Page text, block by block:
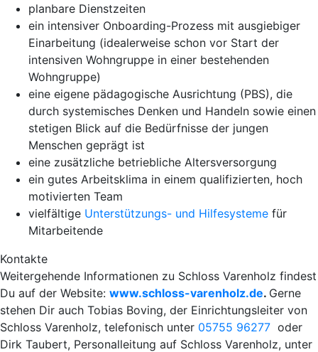
planbare Dienstzeiten
ein intensiver Onboarding-Prozess mit ausgiebiger
Einarbeitung (idealerweise schon vor Start der
intensiven Wohngruppe in einer bestehenden
Wohngruppe)
eine eigene pädagogische Ausrichtung (PBS), die
durch systemisches Denken und Handeln sowie einen
stetigen Blick auf die Bedürfnisse der jungen
Menschen geprägt ist
eine zusätzliche betriebliche Altersversorgung
ein gutes Arbeitsklima in einem qualifizierten, hoch
motivierten Team
vielfältige Unterstützungs- und Hilfesysteme für
Mitarbeitende
Kontakte
Weitergehende Informationen zu Schloss Varenholz findest
Du auf der Website: www.schloss-varenholz.de. Gerne
stehen Dir auch Tobias Boving, der Einrichtungsleiter von
Schloss Varenholz, telefonisch unter 05755 96277 oder
Dirk Taubert, Personalleitung auf Schloss Varenholz, unter